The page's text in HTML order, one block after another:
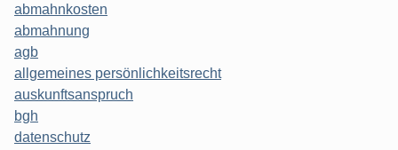
abmahnkosten
abmahnung
agb
allgemeines persönlichkeitsrecht
auskunftsanspruch
bgh
datenschutz